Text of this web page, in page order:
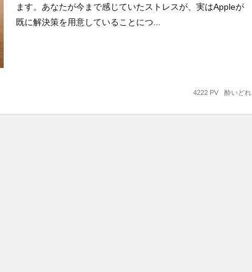
ます。あなたが今まで感じていたストレスが、実はAppleが
既に解決策を用意していることにつ...
酔いどれ
4222 PV